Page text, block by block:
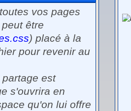
vos pages
être
) placé à la
pour revenir au
est
s'ouvrira en
qu'on lui offre